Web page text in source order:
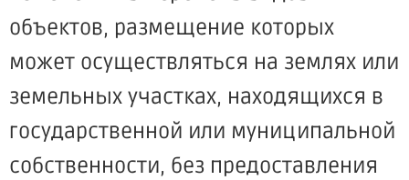
объектов, размещение которых
может осуществляться на землях или
земельных участках, находящихся в
государственной или муниципальной
собственности, без предоставления